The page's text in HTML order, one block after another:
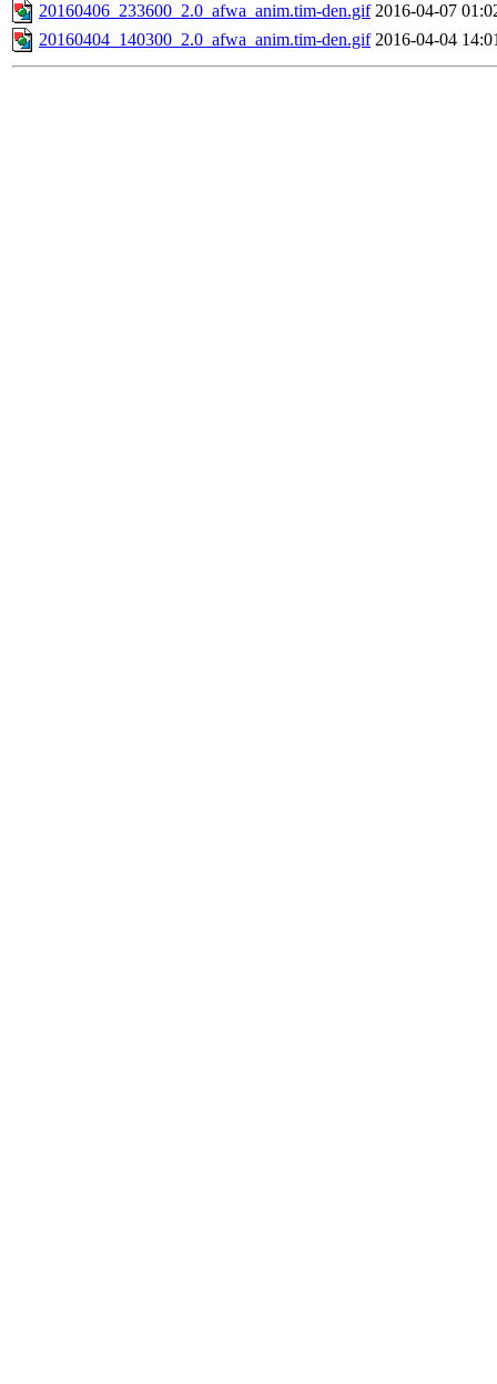
20160406_233600_2.0_afwa_anim.tim-den.gif 2016-04-07
20160404_140300_2.0_afwa_anim.tim-den.gif 2016-04-04